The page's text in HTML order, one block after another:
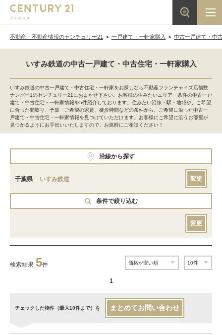
不動産・不動産情報のセンチュリー21 一戸建て・一軒家購入 中古一戸建て・中
いすみ鉄道の中古一戸建て・中古住宅・一軒家購入
いすみ鉄道の中古一戸建て・中古住宅・一軒家をお探しなら不動産フランチャイズ店舗数
ナンバー1のセンチュリー21におまかせ下さい。お客様の住みたいエリア・条件の中古一戸
建て・中古住宅・一軒家情報を5件紹介しております。住みたい沿線・駅・地域や、ご希望
に合った間取り、予算・ご希望の家賃、徒歩時間などの条件から、ご希望に沿った中古一
戸建て・中古住宅・一軒家情報を見つけていただけます。お客様にご希望に沿うお部屋が
見つかるようにお手伝いいたしますので、お気軽にご相談ください！
沿線から探す
千葉県 いすみ鉄道 変更
条件で絞り込む
変更
検索結果 5件
1
チェックした物件（最大10件まで）を まとめてお問い合わせ